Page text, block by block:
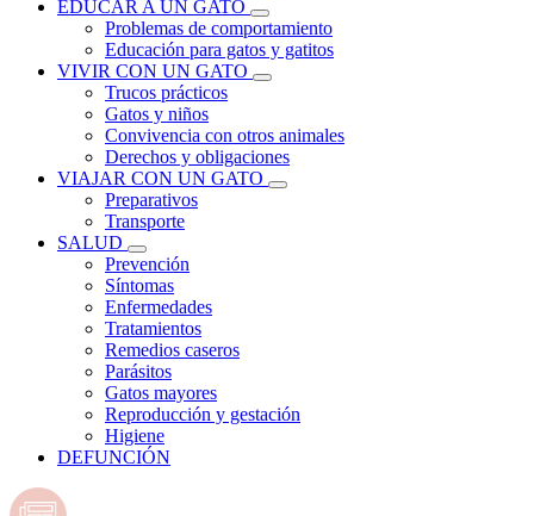
EDUCAR A UN GATO
Problemas de comportamiento
Educación para gatos y gatitos
VIVIR CON UN GATO
Trucos prácticos
Gatos y niños
Convivencia con otros animales
Derechos y obligaciones
VIAJAR CON UN GATO
Preparativos
Transporte
SALUD
Prevención
Síntomas
Enfermedades
Tratamientos
Remedios caseros
Parásitos
Gatos mayores
Reproducción y gestación
Higiene
DEFUNCIÓN